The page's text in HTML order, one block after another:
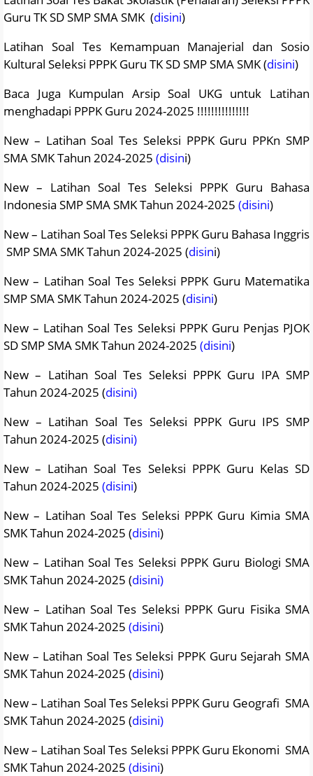
Guru TK SD SMP SMA SMK (disini)
Latihan Soal Tes Kemampuan Manajerial dan Sosio
Kultural Seleksi PPPK Guru TK SD SMP SMA SMK (disini)
Baca Juga Kumpulan Arsip Soal UKG untuk Latihan
menghadapi PPPK Guru 2024-2025 !!!!!!!!!!!!!!!
New – Latihan Soal Tes Seleksi PPPK Guru PPKn SMP
SMA SMK Tahun 2024-2025 (disini)
New – Latihan Soal Tes Seleksi PPPK Guru Bahasa
Indonesia SMP SMA SMK Tahun 2024-2025 (disini)
New – Latihan Soal Tes Seleksi PPPK Guru Bahasa Inggris
SMP SMA SMK Tahun 2024-2025 (disini)
New – Latihan Soal Tes Seleksi PPPK Guru Matematika
SMP SMA SMK Tahun 2024-2025 (disini)
New – Latihan Soal Tes Seleksi PPPK Guru Penjas PJOK
SD SMP SMA SMK Tahun 2024-2025 (disini)
New – Latihan Soal Tes Seleksi PPPK Guru IPA SMP
Tahun 2024-2025 (disini)
New – Latihan Soal Tes Seleksi PPPK Guru IPS SMP
Tahun 2024-2025 (disini)
New – Latihan Soal Tes Seleksi PPPK Guru Kelas SD
Tahun 2024-2025 (disini)
New – Latihan Soal Tes Seleksi PPPK Guru Kimia SMA
SMK Tahun 2024-2025 (disini)
New – Latihan Soal Tes Seleksi PPPK Guru Biologi SMA
SMK Tahun 2024-2025 (disini)
New – Latihan Soal Tes Seleksi PPPK Guru Fisika SMA
SMK Tahun 2024-2025 (disini)
New – Latihan Soal Tes Seleksi PPPK Guru Sejarah SMA
SMK Tahun 2024-2025 (disini)
New – Latihan Soal Tes Seleksi PPPK Guru Geografi SMA
SMK Tahun 2024-2025 (disini)
New – Latihan Soal Tes Seleksi PPPK Guru Ekonomi SMA
SMK Tahun 2024-2025 (disini)